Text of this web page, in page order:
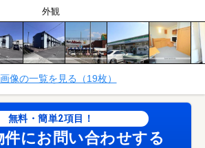
外観
画像の一覧を見る（19枚）
無料・簡単2項目！
件にお問い合わせする